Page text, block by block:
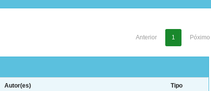
Anterior 1 Póximo
Autor(es) Tipo